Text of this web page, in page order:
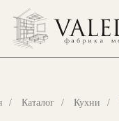
/ Каталог / Кухни /